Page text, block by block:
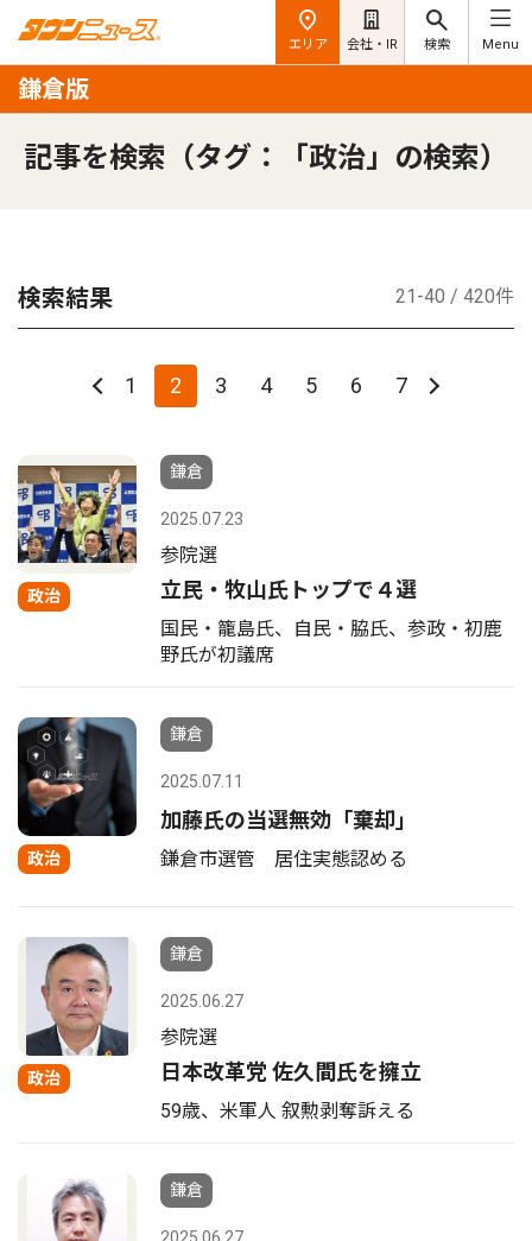
エリア 会社・IR 検索 Menu
鎌倉版
記事を検索（タグ：「政治」の検索）
検索結果 21-40 / 420件
1 2 3 4 5 6 7
政治
鎌倉
2025.07.23
参院選
立民・牧山氏トップで４選
国民・籠島氏、自民・脇氏、参政・初鹿
野氏が初議席
政治
鎌倉
2025.07.11
加藤氏の当選無効「棄却」
鎌倉市選管 居住実態認める
政治
鎌倉
2025.06.27
参院選
日本改革党 佐久間氏を擁立
59歳、米軍人 叙勲剥奪訴える
鎌倉